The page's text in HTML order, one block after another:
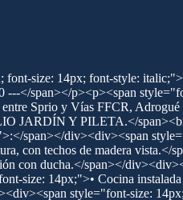
font-size: 14px; font-style:
---</span></p><p><span
entre Sprio y Vías FFCR,
JARDÍN Y PILETA.</
span></div><div><span
con techos de madera
con ducha.</span></
size: 14px;">• Cocina
style="font-size: